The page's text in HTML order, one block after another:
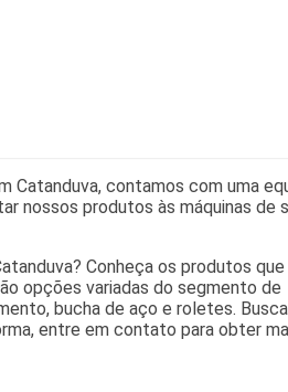
Catanduva, contamos com uma
nossos produtos às máquinas de
Conheça os produtos que
opções variadas do segmento de
bucha de aço e roletes.
entre em contato para obter